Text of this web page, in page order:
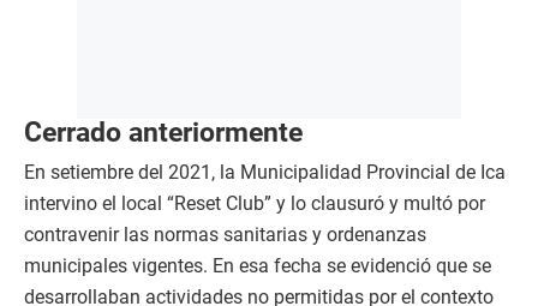
Cerrado anteriormente
En setiembre del 2021, la Municipalidad Provincial de Ica
intervino el local “Reset Club” y lo clausuró y multó por
contravenir las normas sanitarias y ordenanzas
municipales vigentes. En esa fecha se evidenció que se
desarrollaban actividades no permitidas por el contexto